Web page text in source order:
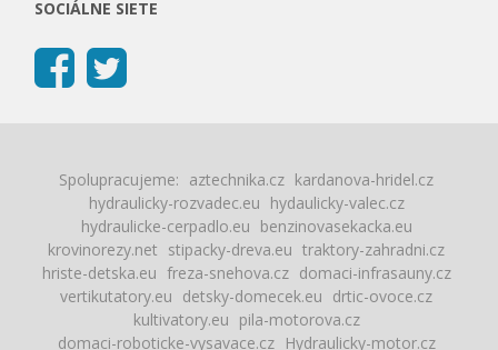
SOCIÁLNE SIETE
Spolupracujeme: aztechnika.cz kardanova-hridel.cz
hydraulicky-rozvadec.eu hydaulicky-valec.cz
hydraulicke-cerpadlo.eu benzinovasekacka.eu
krovinorezy.net stipacky-dreva.eu traktory-zahradni.cz
hriste-detska.eu freza-snehova.cz domaci-infrasauny.cz
vertikutatory.eu detsky-domecek.eu drtic-ovoce.cz
kultivatory.eu pila-motorova.cz
domaci-roboticke-vysavace.cz
Hydraulicky-motor.cz